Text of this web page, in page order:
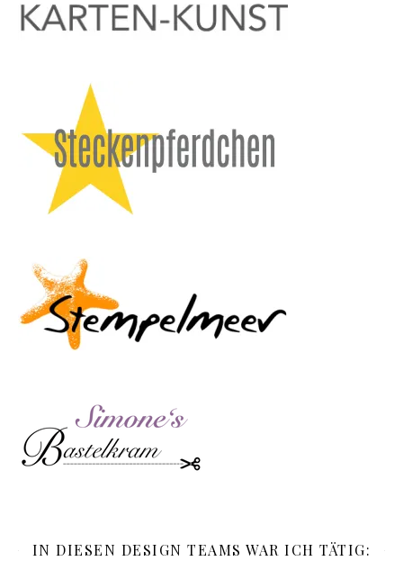
IN DIESEN DESIGN TEAMS WAR ICH TÄTIG: